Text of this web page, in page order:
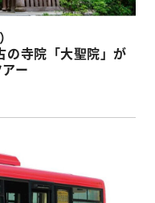
の寺院「大聖院」が
ー